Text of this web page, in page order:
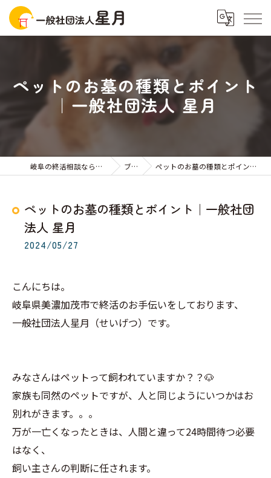
ペットのお墓の種類とポイント
｜一般社団法人 星月
岐阜の終活相談なら一般社団法人星月 ブログ ペットのお墓の種類とポイント｜一般社団法人 星月
ペットのお墓の種類とポイント｜一般社団
法人 星月
2024/05/27
こんにちは。
岐阜県美濃加茂市で終活のお手伝いをしております、
一般社団法人星月（せいげつ）です。
みなさんはペットって飼われていますか？？🐶
家族も同然のペットですが、人と同じようにいつかはお
別れがきます。。。
万が一亡くなったときは、人間と違って24時間待つ必要
はなく、
飼い主さんの判断に任されます。